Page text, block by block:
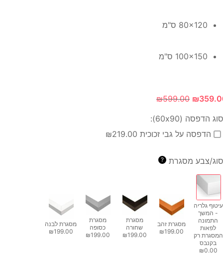
80x120 ס"מ
100x150 ס"מ
₪
₪599.00
סוג הדפסה (60x90):
הדפסה על גבי זכוכית ₪219.00
סוג/צבע מסגרת ?
עיטוף גלריה
- המשך
התמונה
לפאות
המסגרת רק
בקנבס
₪0.00
מסגרת זהב
₪199.00
מסגרת
שחורה
₪199.00
מסגרת
כסופה
₪199.00
מסגרת לבנה
₪199.00